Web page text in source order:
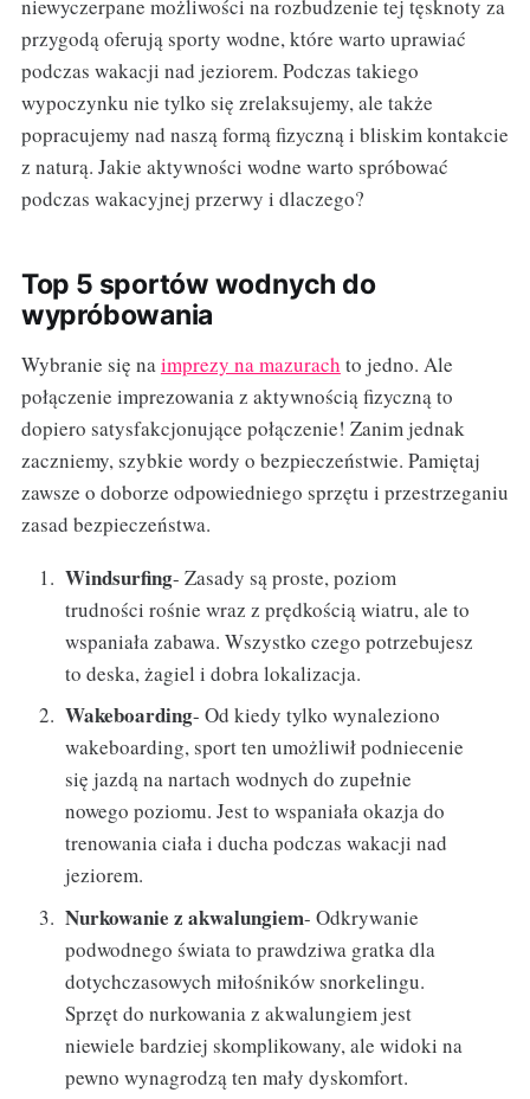
niewyczerpane możliwości na rozbudzenie tej tęsknoty za
przygodą oferują sporty wodne, które warto uprawiać
podczas wakacji nad jeziorem. Podczas takiego
wypoczynku nie tylko się zrelaksujemy, ale także
popracujemy nad naszą formą fizyczną i bliskim kontakcie
z naturą. Jakie aktywności wodne warto spróbować
podczas wakacyjnej przerwy i dlaczego?
Top 5 sportów wodnych do
wypróbowania
Wybranie się naimprezy na mazurach to jedno. Ale
połączenie imprezowania z aktywnością fizyczną to
dopiero satysfakcjonujące połączenie! Zanim jednak
zaczniemy, szybkie wordy o bezpieczeństwie. Pamiętaj
zawsze o doborze odpowiedniego sprzętu i przestrzeganiu
zasad bezpieczeństwa.
Windsurfing- Zasady są proste, poziom
trudności rośnie wraz z prędkością wiatru, ale to
wspaniała zabawa. Wszystko czego potrzebujesz
to deska, żagiel i dobra lokalizacja.
Wakeboarding- Od kiedy tylko wynaleziono
wakeboarding, sport ten umożliwił podniecenie
się jazdą na nartach wodnych do zupełnie
nowego poziomu. Jest to wspaniała okazja do
trenowania ciała i ducha podczas wakacji nad
jeziorem.
Nurkowanie z akwalungiem- Odkrywanie
podwodnego świata to prawdziwa gratka dla
dotychczasowych miłośników snorkelingu.
Sprzęt do nurkowania z akwalungiem jest
niewiele bardziej skomplikowany, ale widoki na
pewno wynagrodzą ten mały dyskomfort.